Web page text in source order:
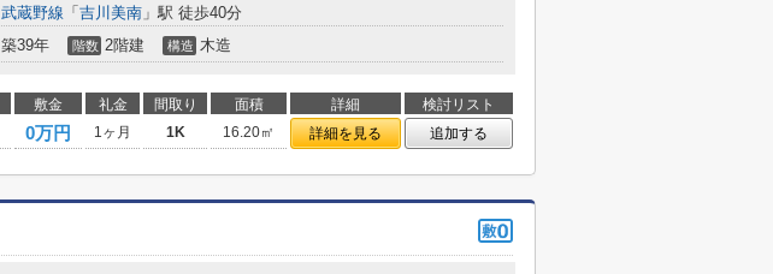
武蔵野線 「 吉川美南 」駅 徒歩40分
築39年 階数 2階建 構造 木造
敷金 礼金 間取り 面積 詳細
検討リスト
0万円 1ヶ月 1K 16.20㎡ 詳細を見る 追加する